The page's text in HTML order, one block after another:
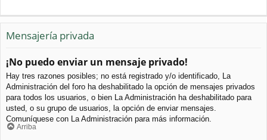
Mensajería privada
¡No puedo enviar un mensaje privado!
Hay tres razones posibles; no está registrado y/o identificado, La
Administración del foro ha deshabilitado la opción de mensajes privados
para todos los usuarios, o bien La Administración ha deshabilitado para
usted, o su grupo de usuarios, la opción de enviar mensajes.
Comuníquese con La Administración para más información.
Arriba